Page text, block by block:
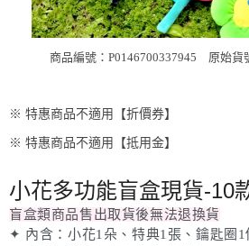
商品編號：P0146700337945 原始貨
※ 特惠商品不適用【折價券】
※ 特惠商品不適用【抵用金】
小花多功能盲盒現貨-10
盲盒類商品售出取貨後無法退換貨
✦ 內含：小花1朵、特典1張、鑰匙圈1